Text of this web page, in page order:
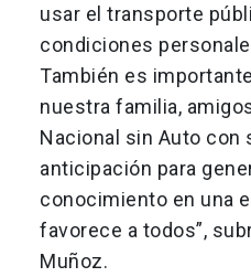
usar el transporte
condiciones
También es
nuestra familia,
Nacional sin Auto con
anticipación para
conocimiento en una
favorece a todos”,
Muñoz.